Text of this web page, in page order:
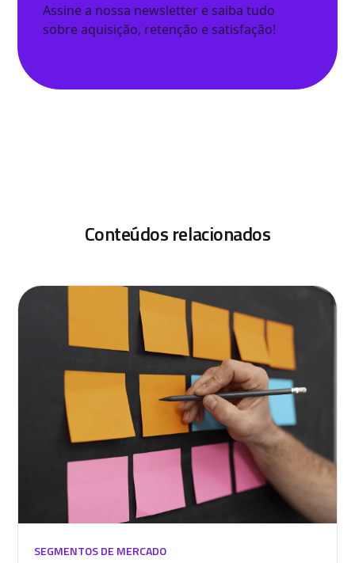
Assine a nossa newsletter e saiba tudo
sobre aquisição, retenção e satisfação!
Conteúdos relacionados
SEGMENTOS DE MERCADO